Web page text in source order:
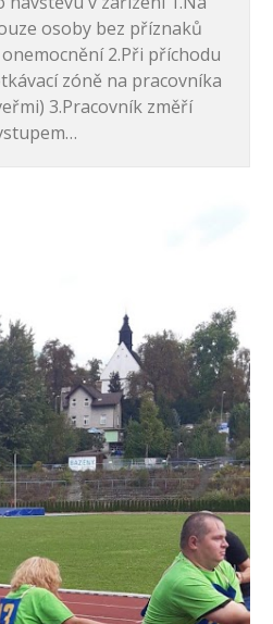
osoby bez příznaků
2.Při příchodu
zóně na pracovníka
3.Pracovník změří